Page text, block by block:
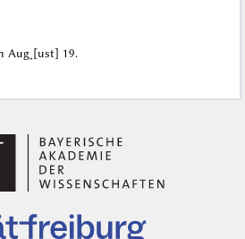
Aug˖[ust] 19.